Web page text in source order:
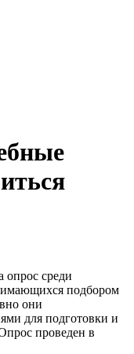
опрос среди
подбором
они
для подготовки и
проведен в